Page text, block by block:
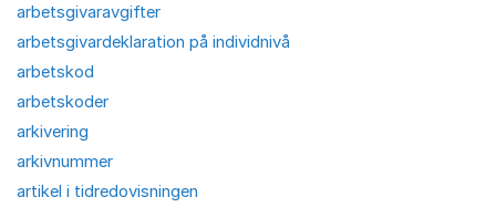
arbetsgivaravgifter
arbetsgivardeklaration på individnivå
arbetskod
arbetskoder
arkivering
arkivnummer
artikel i tidredovisningen